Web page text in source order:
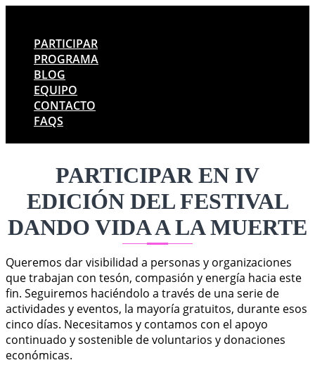
PARTICIPAR
PROGRAMA
BLOG
EQUIPO
CONTACTO
FAQS
PARTICIPAR EN IV
EDICIÓN DEL FESTIVAL
DANDO VIDA A LA MUERTE
Queremos dar visibilidad a personas y organizaciones
que trabajan con tesón, compasión y energía hacia este
fin. Seguiremos haciéndolo a través de una serie de
actividades y eventos, la mayoría gratuitos, durante esos
cinco días. Necesitamos y contamos con el apoyo
continuado y sostenible de voluntarios y donaciones
económicas.